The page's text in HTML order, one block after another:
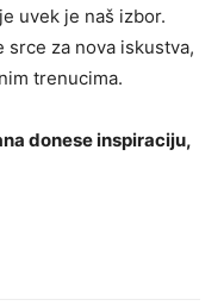
uvek je naš izbor.
za nova iskustva,
trenucima.
donese inspiraciju,